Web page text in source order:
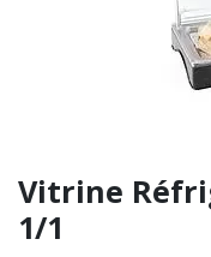
Vitrine
1/1